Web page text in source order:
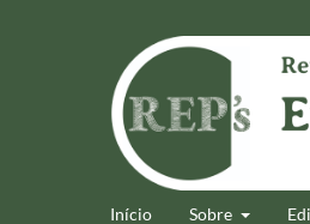
Início Sobre